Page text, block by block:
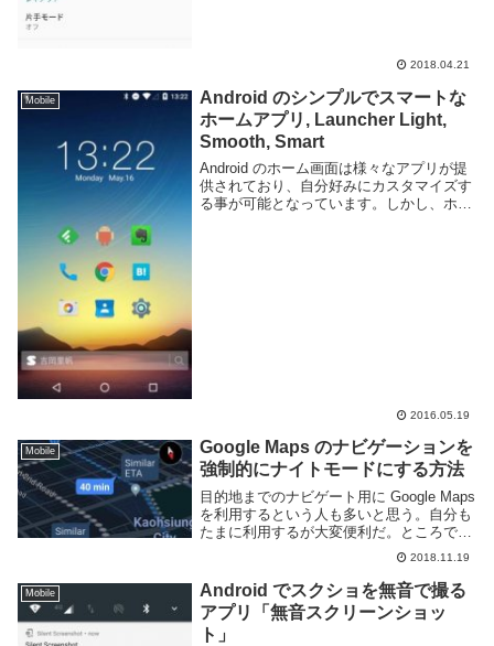
2018.04.21
Mobile
Android のシンプルでスマートな
ホームアプリ, Launcher Light,
Smooth, Smart
Android のホーム画面は様々なアプリが提
供されており、自分好みにカスタマイズす
る事が可能となっています。しかし、ホー
2016.05.19
Mobile
Google Maps のナビゲーションを
強制的にナイトモードにする方法
目的地までのナビゲート用に Google Maps
を利用するという人も多いと思う。自分も
たまに利用するが大変便利だ。ところで
Google Maps のナビゲーションは時間に合
わせて自動的に色を変化させる機能があ
り、夜間に行うと背景が黒っ...
2018.11.19
Mobile
Android でスクショを無音で撮る
アプリ「無音スクリーンショッ
ト」